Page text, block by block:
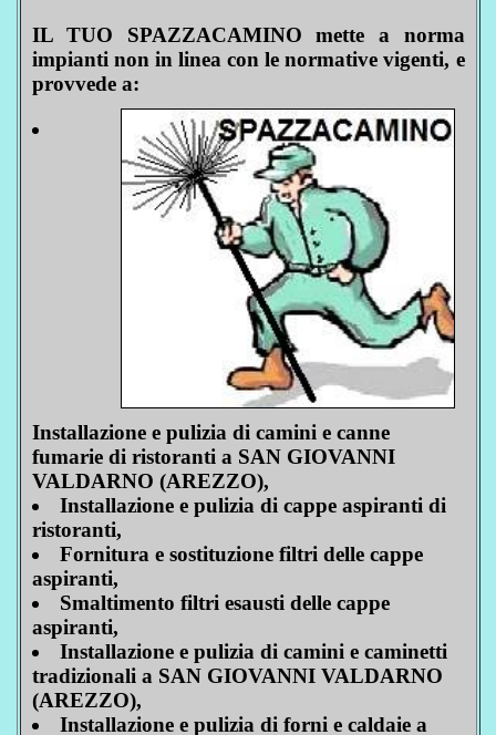
IL TUO SPAZZACAMINO mette a norma
impianti non in linea con le normative vigenti, e
provvede a:
Installazione e pulizia di camini e canne
fumarie di ristoranti a SAN GIOVANNI
VALDARNO (AREZZO),
Installazione e pulizia di cappe aspiranti di
ristoranti,
Fornitura e sostituzione filtri delle cappe
aspiranti,
Smaltimento filtri esausti delle cappe
aspiranti,
Installazione e pulizia di camini e caminetti
tradizionali a SAN GIOVANNI VALDARNO
(AREZZO),
Installazione e pulizia di forni e caldaie a